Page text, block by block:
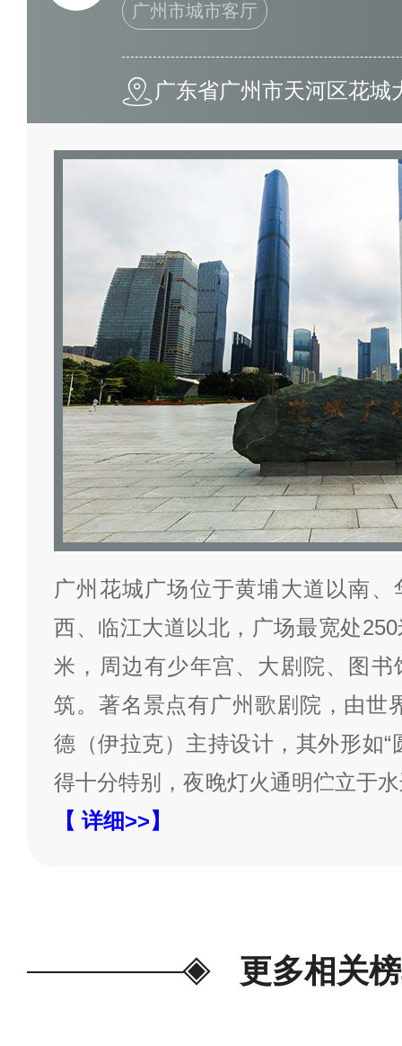
广州市城市客厅
广东省广州市天河区花城
广州花城广场位于黄埔大道以南
西、临江大道以北，广场最宽处
米，周边有少年宫、大剧院、图
筑。著名景点有广州歌剧院，由世
德（伊拉克）主持设计，其外形如“
得十分特别，夜晚灯火通明伫立于
【 详细>>】
更多相关